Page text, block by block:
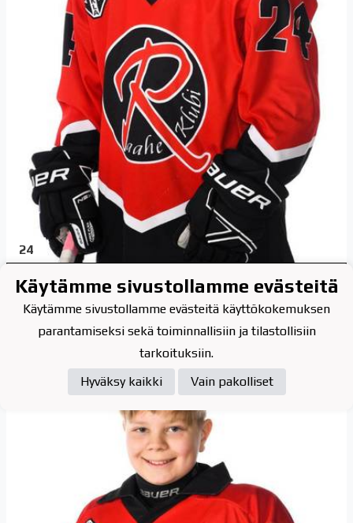
24
Honkala Luukas
Käytämme sivustollamme evästeitä
Käytämme sivustollamme evästeitä käyttökokemuksen
parantamiseksi sekä toiminnallisiin ja tilastollisiin
tarkoituksiin.
Hyväksy kaikki
Vain pakolliset